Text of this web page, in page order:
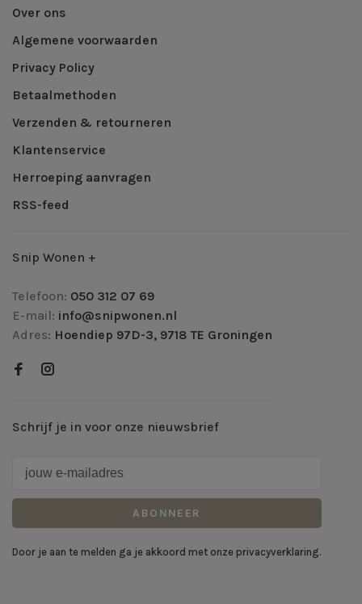
Over ons
Algemene voorwaarden
Privacy Policy
Betaalmethoden
Verzenden & retourneren
Klantenservice
Herroeping aanvragen
RSS-feed
Snip Wonen +
Telefoon: 050 312 07 69
E-mail: info@snipwonen.nl
Adres: Hoendiep 97D-3, 9718 TE Groningen
Schrijf je in voor onze nieuwsbrief
ABONNEER
Door je aan te melden ga je akkoord met onze privacyverklaring.